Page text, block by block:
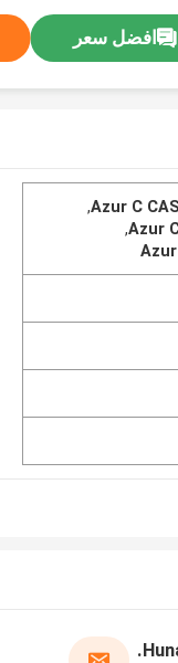
افضل سعر
,
,
Hunan Yunbang Biotech Inc.